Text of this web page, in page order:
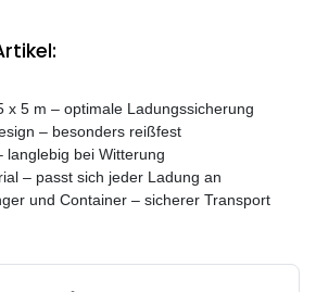
x 5 m – optimale Ladungssicherung
– besonders reißfest
langlebig bei Witterung
– passt sich jeder Ladung an
und Container – sicherer Transport